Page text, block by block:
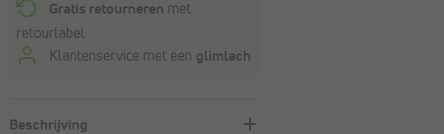
Gratis retourneren met
retourlabel
Klantenservice met een glimlach
Beschrijving